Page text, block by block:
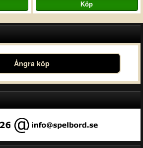
Ångra köp